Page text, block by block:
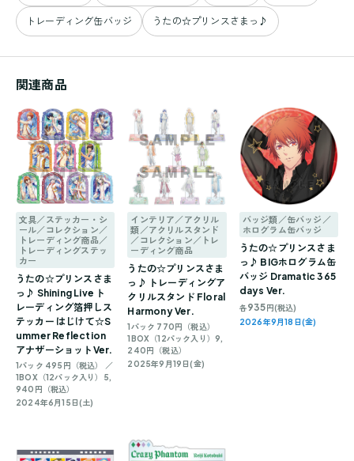
トレーディング缶バッジ うたの☆プリンスさまっ♪
関連商品
文具／ステッカー・シ
ール／コレクション／
トレーディング商品／
トレーディングステッ
カー
うたの☆プリンスさま
っ♪ Shining Live ト
レーディング箔押しス
テッカー はじけて☆S
ummer Reflection
アナザーショットVer.
1パック 495円（税込） ／
1BOX（12パック入り）5,
940円（税込）
2024年6月15日(土)
インテリア／アクリル
類／アクリルスタンド
／コレクション／トレ
ーディング商品
うたの☆プリンスさま
っ♪ トレーディングア
クリルスタンド Floral
Harmony Ver.
1パック 770円（税込）
1BOX（12パック入り）9,
240円（税込）
2025年9月19日(金)
バッジ類／缶バッジ／
ホログラム缶バッジ
うたの☆プリンスさま
っ♪ BIGホログラム缶
バッジ Dramatic 365
days Ver.
各935円(税込)
2026年9月18日(金)